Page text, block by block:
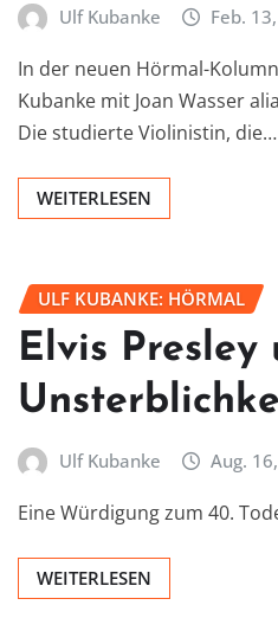
Ulf Kubanke Feb.
In der neuen Hörmal-
Kubanke mit Joan Wasser
Die studierte Violinistin, die…
WEITERLESEN
ULF KUBANKE: HÖRMAL
Elvis Presley
Ulf Kubanke Aug.
Eine Würdigung zum 40.
WEITERLESEN